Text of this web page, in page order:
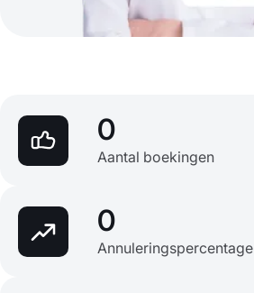
0
Aantal boekingen
0
Annuleringspercentage